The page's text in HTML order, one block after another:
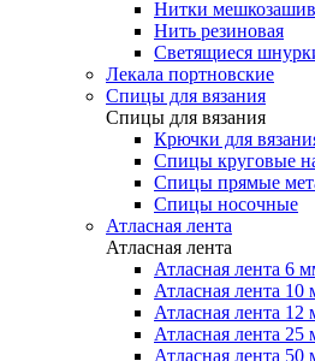
Нитки
Нить резиновая
Светящиеся
Лекала портновские
Спицы для вязания
Спицы для вязания
Крючки для
Спицы круговые
Спицы прямые
Спицы носочные
Атласная лента
Атласная лента
Атласная лента 6
Атласная лента 10
Атласная лента 12
Атласная лента 25
Атласная лента 50